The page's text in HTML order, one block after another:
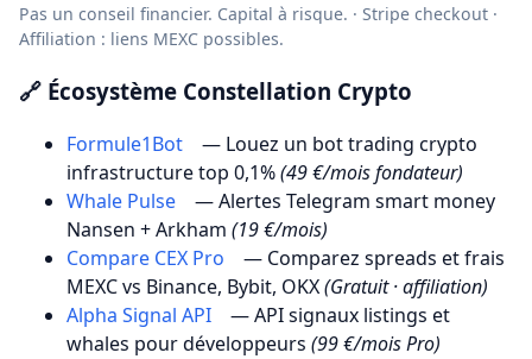
Pas un conseil financier. Capital à risque. · Stripe checkout ·
Affiliation : liens MEXC possibles.
🔗 Écosystème Constellation Crypto
Formule1Bot
— Louez un bot trading crypto
infrastructure top 0,1%(49 €/mois fondateur)
Whale Pulse
— Alertes Telegram smart money
Nansen + Arkham (19 €/mois)
Compare CEX Pro
— Comparez spreads et frais
MEXC vs Binance, Bybit, OKX(Gratuit · affiliation)
Alpha Signal API
— API signaux listings et
whales pour développeurs (99 €/mois Pro)